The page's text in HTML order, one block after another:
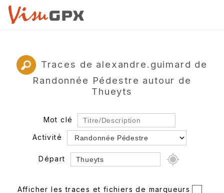
Traces de alexandre.guimard de
Randonnée Pédestre autour de
Thueyts
Mot clé
Activité
Départ
Afficher les traces et fichiers de marqueurs